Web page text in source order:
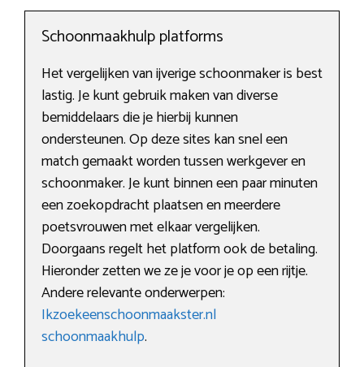
Schoonmaakhulp platforms
Het vergelijken van ijverige schoonmaker is best
lastig. Je kunt gebruik maken van diverse
bemiddelaars die je hierbij kunnen
ondersteunen. Op deze sites kan snel een
match gemaakt worden tussen werkgever en
schoonmaker. Je kunt binnen een paar minuten
een zoekopdracht plaatsen en meerdere
poetsvrouwen met elkaar vergelijken.
Doorgaans regelt het platform ook de betaling.
Hieronder zetten we ze je voor je op een rijtje.
Andere relevante onderwerpen:
Ikzoekeenschoonmaakster.nl
schoonmaakhulp.